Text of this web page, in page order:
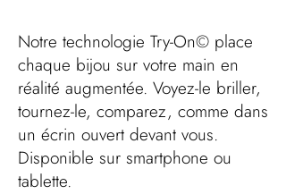
Notre technologie Try-On© place
chaque bijou sur votre main en
réalité augmentée. Voyez-le briller,
tournez-le, comparez, comme dans
un écrin ouvert devant vous.
Disponible sur smartphone ou
tablette.